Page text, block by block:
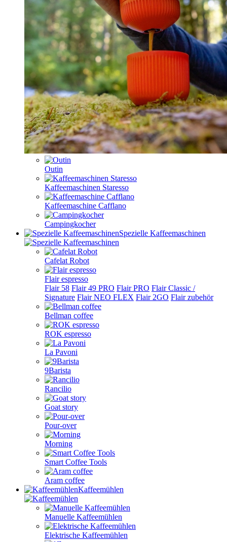
Outin
Kaffeemaschinen Staresso
Kaffeemaschine Cafflano
Campingkocher
Spezielle Kaffeemaschinen
Cafelat Robot
Flair espresso
Flair 58 Flair 49 PRO Flair PRO Flair Classic /
Signature Flair NEO FLEX Flair 2GO Flair zubehör
Bellman coffee
ROK espresso
La Pavoni
9Barista
Rancilio
Goat story
Pour-over
Morning
Smart Coffee Tools
Aram coffee
Kaffeemühlen
Manuelle Kaffeemühlen
Elektrische Kaffeemühlen